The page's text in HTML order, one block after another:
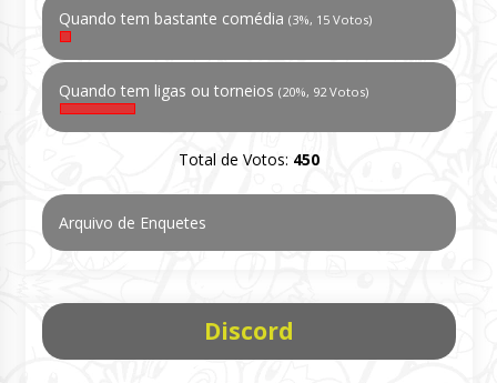
Quando tem bastante comédia (3%, 15 Votos)
Quando tem ligas ou torneios (20%, 92 Votos)
Total de Votos: 450
Arquivo de Enquetes
Discord